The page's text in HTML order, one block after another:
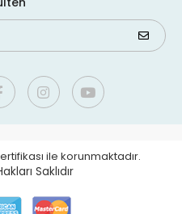
ile korunmaktadır.
Saklıdır